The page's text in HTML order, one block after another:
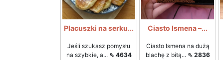
Placuszki na serku...
Jeśli szukasz pomysłu
na szybkie, a... ⇖ 4634
Ciasto Ismena –...
Ciasto Ismena na dużą
blachę z bitą... ⇖ 2836